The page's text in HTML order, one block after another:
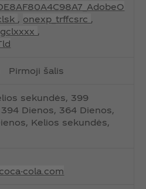
onexp_trffcsrc
_gclxxxx
Pirmoji šalis
sekundės, 399
Dienos, 364 Dienos,
Kelios sekundės,
coca-cola.com